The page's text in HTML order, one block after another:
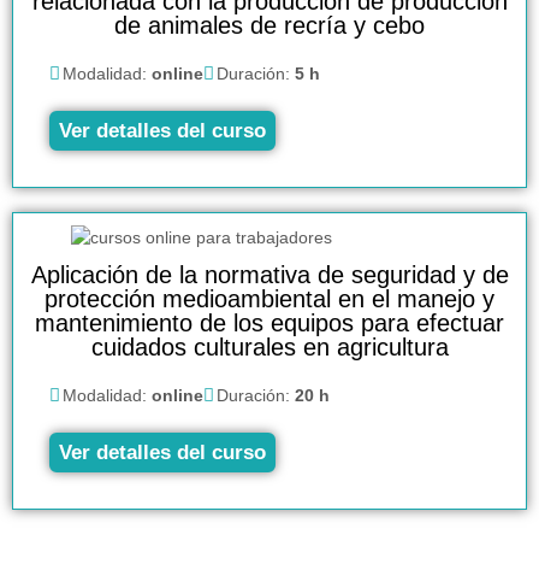
de animales de recría y cebo
Modalidad: online Duración: 5 h
Ver detalles del curso
Aplicación de la normativa de seguridad y de
protección medioambiental en el manejo y
mantenimiento de los equipos para efectuar
cuidados culturales en agricultura
Modalidad: online Duración: 20 h
Ver detalles del curso